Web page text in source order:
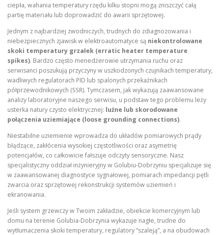
ciepła, wahania temperatury rzędu kilku stopni mogą zniszczyć całą
partię materiału lub doprowadzić do awarii sprzętowej.
Jednym z najbardziej zwodniczych, trudnych do zdiagnozowania i
niebezpiecznych zjawisk w elektroautomatyce są niekontrolowane
skoki temperatury grzałek (erratic heater temperature
spikes). Bardzo często menedżerowie utrzymania ruchu oraz
serwisanci poszukują przyczyny w uszkodzonych czujnikach temperatury,
wadliwych regulatorach PID lub spalonych przekaźnikach
półprzewodnikowych (SSR). Tymczasem, jak wykazują zaawansowane
analizy laboratoryjne naszego serwisu, u podstaw tego problemu leży
usterka natury czysto elektrycznej: luźne lub skorodowane
połączenia uziemiające (loose grounding connections).
Niestabilne uziemienie wprowadza do układów pomiarowych prądy
błądzące, zakłócenia wysokiej częstotliwości oraz asymetrię
potencjałów, co całkowicie fałszuje odczyty sensoryczne. Nasz
specjalistyczny oddział inżynieryjny w Golubiu-Dobrzyniu specjalizuje się
w zaawansowanej diagnostyce sygnałowej, pomiarach impedancji pętli
zwarcia oraz sprzętowej rekonstrukcji systemów uziemień i
ekranowania.
Jeśli system grzewczy w Twoim zakładzie, obiekcie komercyjnym lub
domu na terenie Golubia-Dobrzynia wykazuje nagłe, trudne do
wytłumaczenia skoki temperatury, regulatory “szaleją”, a na obudowach